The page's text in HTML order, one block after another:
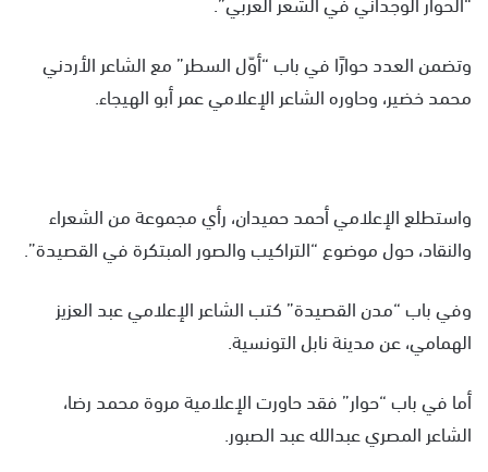
وتضمن العدد حوارًا في باب “أوّل السطر” مع الشاعر الأردني
محمد خضير، وحاوره الشاعر الإعلامي عمر أبو الهيجاء.
واستطلع الإعلامي أحمد حميدان، رأي مجموعة من الشعراء
والنقاد، حول موضوع “التراكيب والصور المبتكرة في القصيدة”.
وفي باب “مدن القصيدة” كتب الشاعر الإعلامي عبد العزيز
الهمامي، عن مدينة نابل التونسية.
أما في باب “حوار” فقد حاورت الإعلامية مروة محمد رضا،
الشاعر المصري عبدالله عبد الصبور.